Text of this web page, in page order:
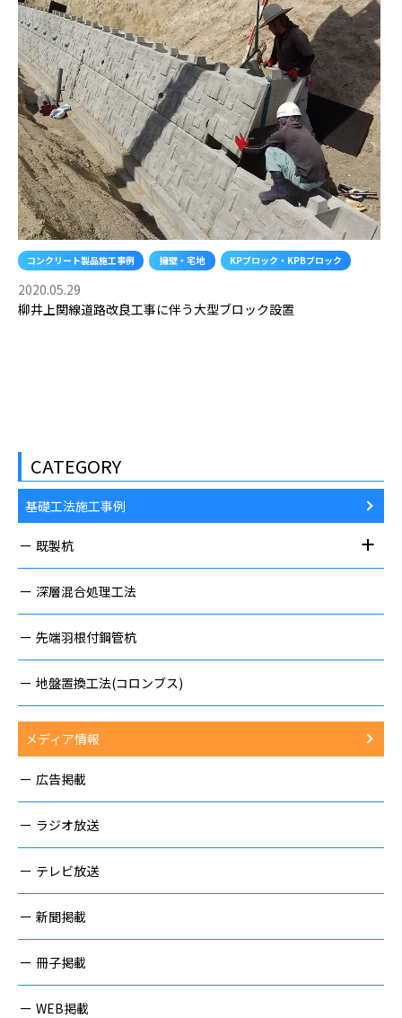
コンクリート製品施工事例 擁壁・宅地 KPブロック・KPBブロック
2020.05.29
柳井上関線道路改良工事に伴う大型ブロック設置
CATEGORY
基礎工法施工事例
既製杭
深層混合処理工法
先端羽根付鋼管杭
地盤置換工法(コロンブス)
メディア情報
広告掲載
ラジオ放送
テレビ放送
新聞掲載
冊子掲載
WEB掲載